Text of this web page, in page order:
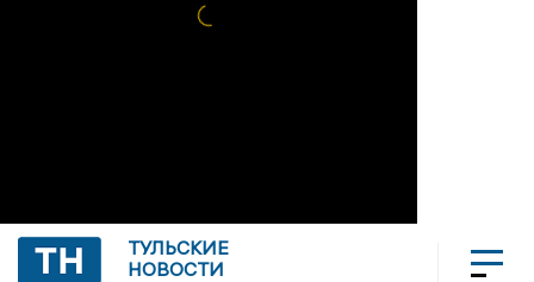
ТУЛЬСКИЕ
НОВОСТИ